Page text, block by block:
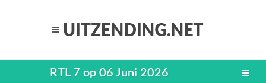
RTL 7 op 06 Juni 2026